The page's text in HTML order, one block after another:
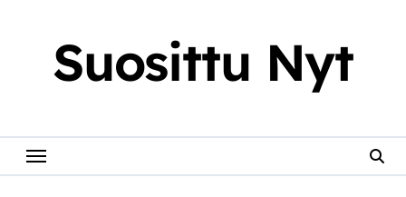
Suosittu Nyt